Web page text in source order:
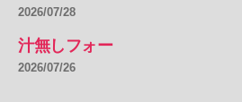
2026/07/28
汁無しフォー
2026/07/26